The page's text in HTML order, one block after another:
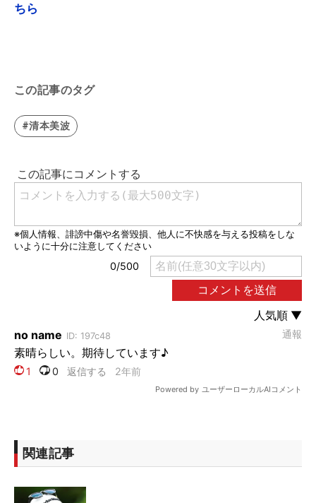
ちら
この記事のタグ
#清本美波
関連記事